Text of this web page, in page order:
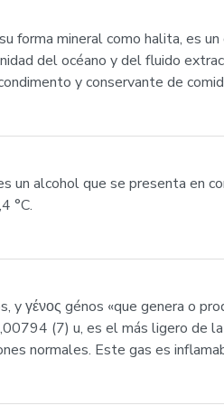
forma mineral como halita, es
del océano y del fluido
y conservante de
un alcohol que se presenta en
°C.
γένος génos «que genera o
(7) u, es el más ligero de
normales. Este gas es